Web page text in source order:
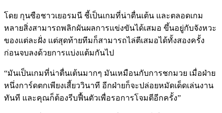
โดย กุนซือชาวเยอรมนี ชี้เป็นเกมที่น่าตื่นเต้น และตลอดเกม
หลายสิ่งสามารถพลิกผันผลการแข่งขันได้เสมอ ขึ้นอยู่กับจังหวะ
ของแต่ละฝั่ง แต่สุดท้ายทีมก็สามารถไล่ตีเสมอได้ทั้งสองครั้ง
ก่อนจบลงด้วยการแบ่งแต้มกันไป
“มันเป็นเกมที่น่าตื่นเต้นมากๆ มันเหมือนกับการชกมวย เมื่อฝ่าย
หนึ่งการ์ดตกเพียงเสี้ยววินาที อีกฝ่ายก็จะปล่อยหมัดเด็ดเล่นงาน
ทันที และคุณก็ต้องรีบฟื้นตัวเพื่อรอการโจมตีอีกครั้ง”